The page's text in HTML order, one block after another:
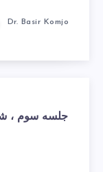
Dr. Basir Komjo
جلسه سوم ،